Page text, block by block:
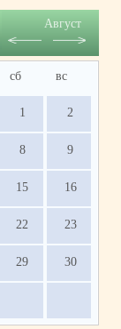
Август
сб вс
1 2
8 9
15 16
22 23
29 30